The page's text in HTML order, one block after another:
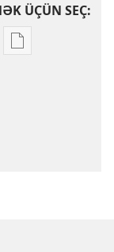
ÜÇÜN SEÇ:
Nəşrləri